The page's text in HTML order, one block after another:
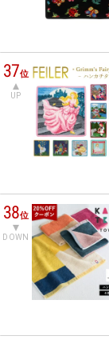
37位
UP
38位
DOWN